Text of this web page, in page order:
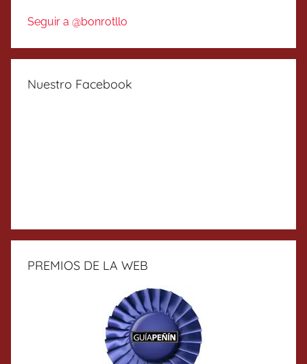
Seguir a @bonrotllo
Nuestro Facebook
PREMIOS DE LA WEB